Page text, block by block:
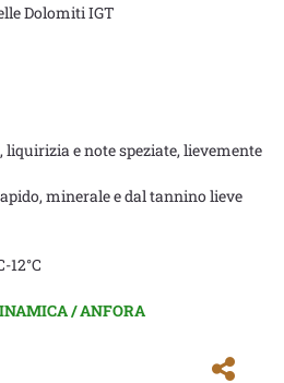
Dolomiti IGT
liquirizia e note speziate, lievemente
minerale e dal tannino lieve
12°C
/ ANFORA